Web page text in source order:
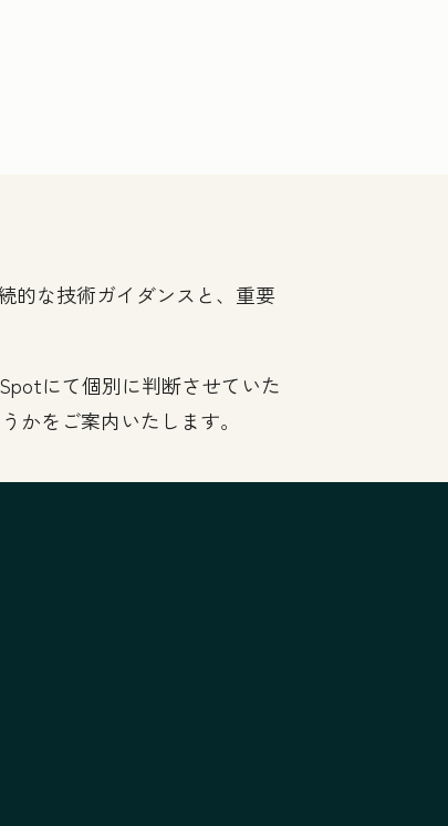
的な技術ガイダンスと、重要
にて個別に判断させていた
かをご案内いたします。